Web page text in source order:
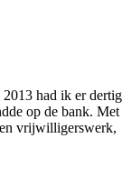
had ik er dertig
op de bank. Met
vrijwilligerswerk,